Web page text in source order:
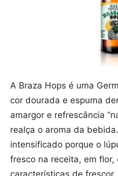
A Braza Hops é uma
cor dourada e espuma
amargor e refrescância
realça o aroma da
intensificado porque o
fresco na receita, em flor,